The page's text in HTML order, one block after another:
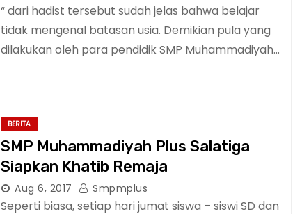
“ dari hadist tersebut sudah jelas bahwa belajar
tidak mengenal batasan usia. Demikian pula yang
dilakukan oleh para pendidik SMP Muhammadiyah…
BERITA
SMP Muhammadiyah Plus Salatiga
Siapkan Khatib Remaja
Aug 6, 2017 Smpmplus
Seperti biasa, setiap hari jumat siswa – siswi SD dan